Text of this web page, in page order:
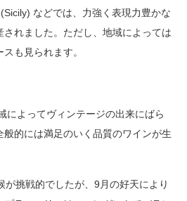
などでは、力強く表現力豊かな
れました。ただし、地域によっては
も見られます。
によってヴィンテージの出来にばら
的には満足のいく品質のワインが生
が挑戦的でしたが、9月の好天により